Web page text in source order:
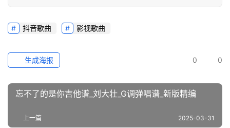
抖音歌曲 影视歌曲
0 0
生成海报
忘不了的是你吉他谱_刘大壮_G调弹唱谱_新版精编
上一篇 2025-03-31